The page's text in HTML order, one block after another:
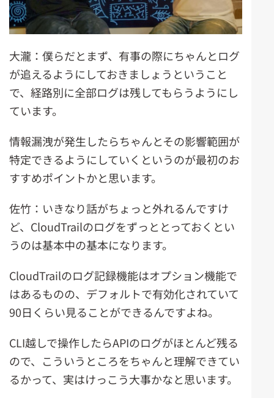
大瀧：僕らだとまず、有事の際にちゃんとログ
が追えるようにしておきましょうということ
で、経路別に全部ログは残してもらうようにし
ています。
情報漏洩が発生したらちゃんとその影響範囲が
特定できるようにしていくというのが最初のお
すすめポイントかと思います。
佐竹：いきなり話がちょっと外れるんですけ
ど、CloudTrailのログをずっととっておくとい
うのは基本中の基本になります。
CloudTrailのログ記録機能はオプション機能で
はあるものの、デフォルトで有効化されていて
90日くらい見ることができるんですよね。
CLI越しで操作したらAPIのログがほとんど残る
ので、こういうところをちゃんと理解できてい
るかって、実はけっこう大事かなと思います。